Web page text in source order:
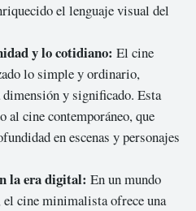
el lenguaje visual del
y lo cotidiano: El cine
lo simple y ordinario,
dimensión y significado. Esta
al cine contemporáneo, que
en escenas y personajes
la era digital: En un mundo
cine minimalista ofrece una